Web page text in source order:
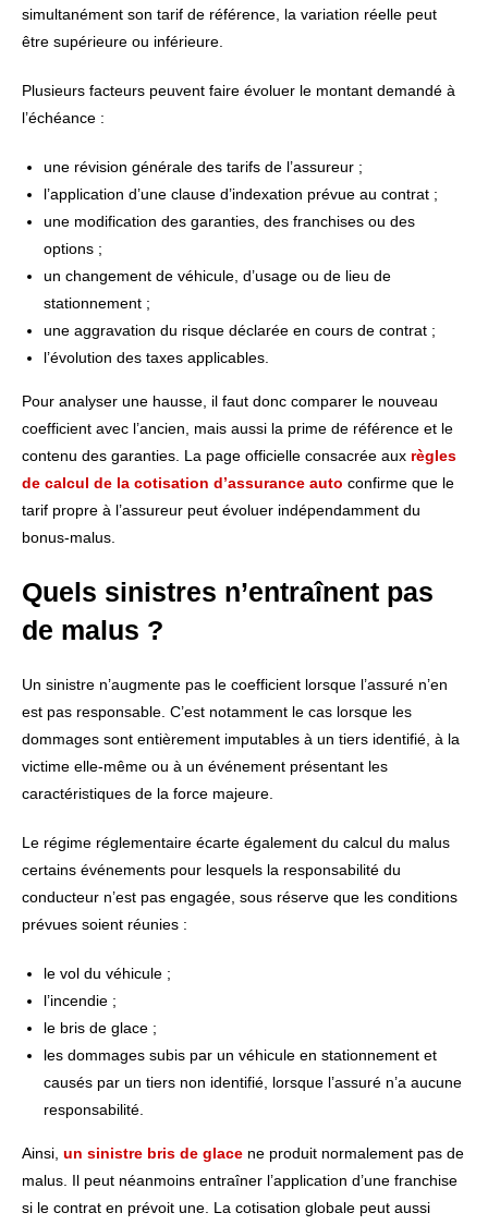
simultanément son tarif de référence, la variation réelle peut
être supérieure ou inférieure.
Plusieurs facteurs peuvent faire évoluer le montant demandé à
l’échéance :
une révision générale des tarifs de l’assureur ;
l’application d’une clause d’indexation prévue au contrat ;
une modification des garanties, des franchises ou des
options ;
un changement de véhicule, d’usage ou de lieu de
stationnement ;
une aggravation du risque déclarée en cours de contrat ;
l’évolution des taxes applicables.
Pour analyser une hausse, il faut donc comparer le nouveau
coefficient avec l’ancien, mais aussi la prime de référence et le
contenu des garanties. La page officielle consacrée aux règles
de calcul de la cotisation d’assurance auto confirme que le
tarif propre à l’assureur peut évoluer indépendamment du
bonus-malus.
Quels sinistres n’entraînent pas
de malus ?
Un sinistre n’augmente pas le coefficient lorsque l’assuré n’en
est pas responsable. C’est notamment le cas lorsque les
dommages sont entièrement imputables à un tiers identifié, à la
victime elle-même ou à un événement présentant les
caractéristiques de la force majeure.
Le régime réglementaire écarte également du calcul du malus
certains événements pour lesquels la responsabilité du
conducteur n’est pas engagée, sous réserve que les conditions
prévues soient réunies :
le vol du véhicule ;
l’incendie ;
le bris de glace ;
les dommages subis par un véhicule en stationnement et
causés par un tiers non identifié, lorsque l’assuré n’a aucune
responsabilité.
Ainsi, un sinistre bris de glace ne produit normalement pas de
malus. Il peut néanmoins entraîner l’application d’une franchise
si le contrat en prévoit une. La cotisation globale peut aussi